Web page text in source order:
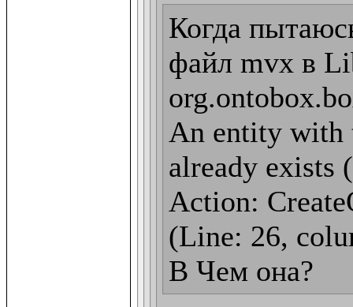
Когда
файл mvx в
An entity with
already exists
Action:
(Line: 26,
В Чем она?